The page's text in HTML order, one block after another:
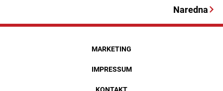
Naredna
MARKETING
IMPRESSUM